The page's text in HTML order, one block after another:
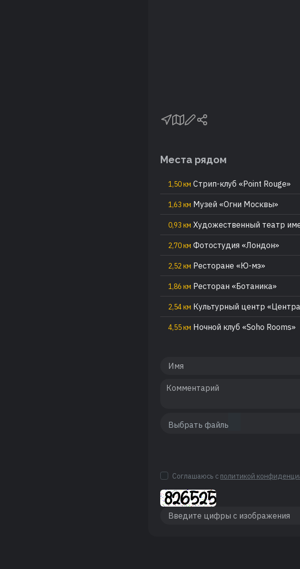
Места рядом
1,50 км Стрип-клуб «Point Rouge»
1,63 км Музей «Огни Москвы»
0,93 км Художественный театр
2,70 км Фотостудия «Лондон»
2,52 км Ресторане «Ю-мэ»
1,86 км Ресторан «Ботаника»
2,54 км Культурный центр
4,55 км Ночной клуб «Soho Rooms»
Соглашаюсь с политикой